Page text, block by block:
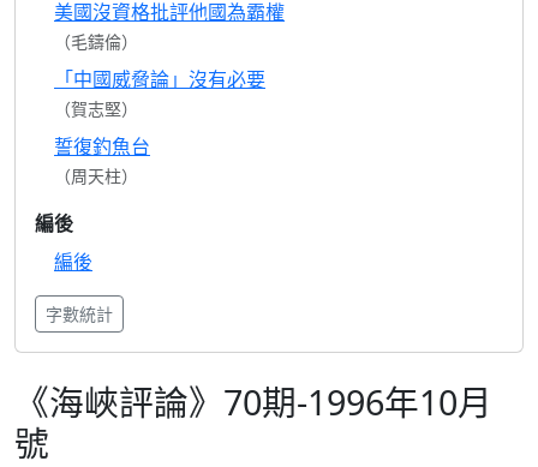
美國沒資格批評他國為霸權
（毛鑄倫）
「中國威脅論」沒有必要
（賀志堅）
誓復釣魚台
（周天柱）
編後
編後
字數統計
《海峽評論》70期-1996年10月
號